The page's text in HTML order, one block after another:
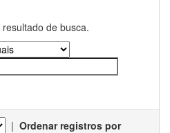
de busca.
| Ordenar registros por